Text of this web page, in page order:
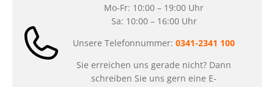
Mo-Fr: 10:00 – 19:00 Uhr
Sa: 10:00 – 16:00 Uhr
Unsere Telefonnummer: 0341-2341 100
Sie erreichen uns gerade nicht? Dann
schreiben Sie uns gern eine E-